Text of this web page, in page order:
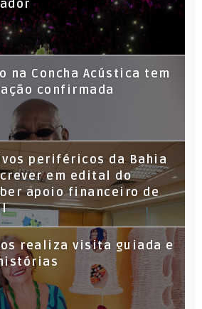
na Concha Acústica tem
confirmada
periféricos da Bahia
em edital do
apoio financeiro de
realiza visita guiada e